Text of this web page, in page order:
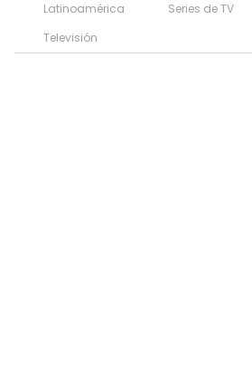
Latinoamérica Series de TV
Televisión